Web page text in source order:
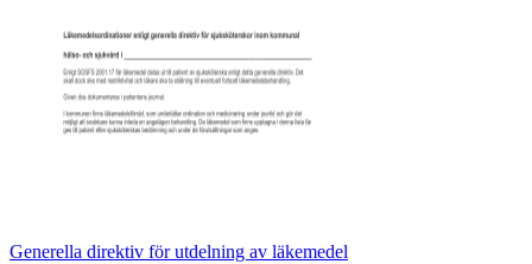
Generella direktiv för utdelning av läkemedel